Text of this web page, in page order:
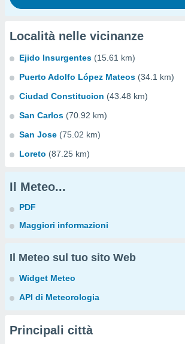
Località nelle vicinanze
Ejido Insurgentes (15.61 km)
Puerto Adolfo López Mateos (34.1 km)
Ciudad Constitucion (43.48 km)
San Carlos (70.92 km)
San Jose (75.02 km)
Loreto (87.25 km)
Il Meteo...
PDF
Maggiori informazioni
Il Meteo sul tuo sito Web
Widget Meteo
API di Meteorologia
Principali città